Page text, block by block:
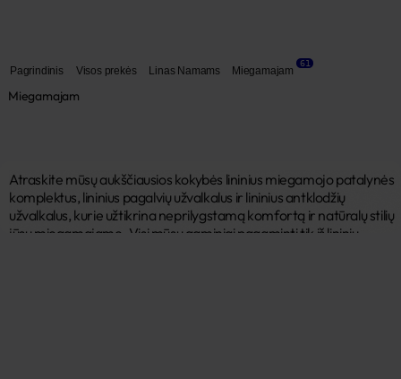
Pagrindinis Visos prekės Linas Namams Miegamajam
61
Miegamajam
Atraskite mūsų aukščiausios kokybės lininius miegamojo patalynės
komplektus, lininius pagalvių užvalkalus ir lininius antklodžių
užvalkalus, kurie užtikrina neprilygstamą komfortą ir natūralų stilių
jūsų miegamajame. Visi mūsų gaminiai pagaminti tik iš lininių